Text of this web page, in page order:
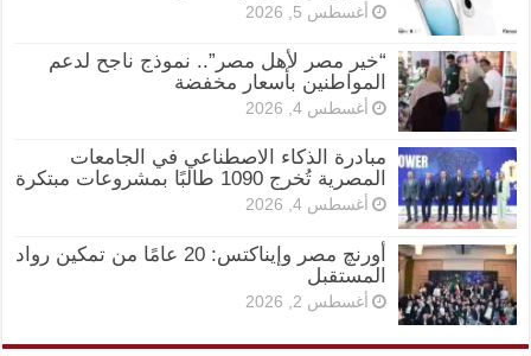
أغسطس 5, 2026
“خير مصر لأهل مصر”.. نموذج ناجح لدعم
المواطنين بأسعار مخفضة
أغسطس 4, 2026
مبادرة الذكاء الاصطناعي في الجامعات
المصرية تُخرج 1090 طالبًا بمشروعات مبتكرة
أغسطس 4, 2026
أورنچ مصر وإيناكتس: 20 عامًا من تمكين رواد
المستقبل
أغسطس 2, 2026